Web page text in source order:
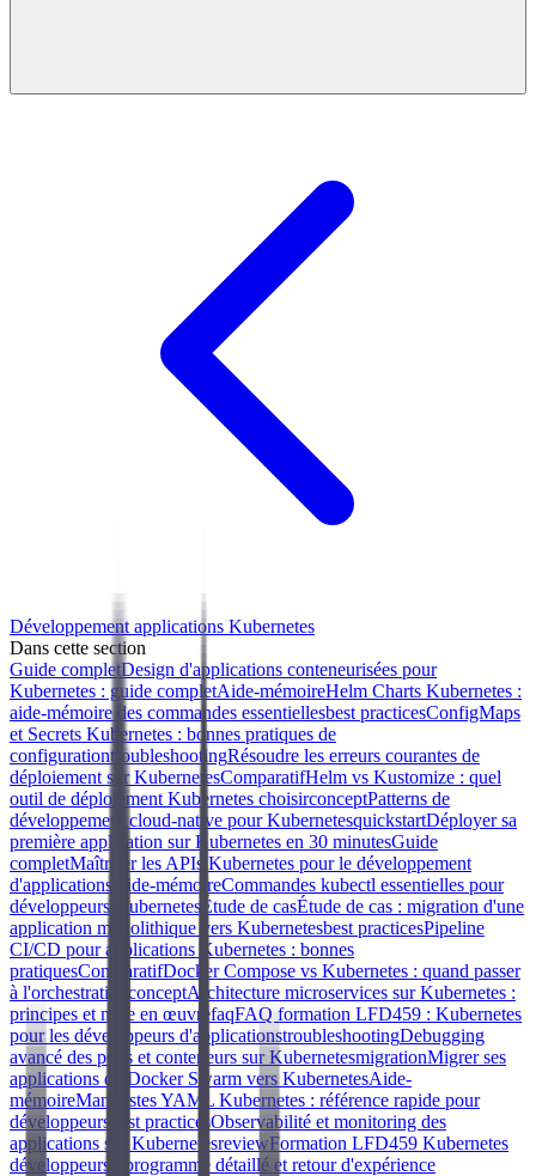
Développement applications Kubernetes
Dans cette section
Guide completDesign d'applications conteneurisées pour
Kubernetes : guide completAide-mémoireHelm Charts Kubernetes :
aide-mémoire des commandes essentiellesbest practicesConfigMaps
et Secrets Kubernetes : bonnes pratiques de
configurationtroubleshootingRésoudre les erreurs courantes de
déploiement sur KubernetesComparatifHelm vs Kustomize : quel
outil de déploiement Kubernetes choisirconceptPatterns de
développement cloud-native pour KubernetesquickstartDéployer sa
première application sur Kubernetes en 30 minutesGuide
completMaîtriser les APIs Kubernetes pour le développement
d'applications
Aide-mémoireCommandes kubectl essentielles pour
développeurs Kubernetes Étude de casÉtude de cas : migration d'une
application monolithique vers Kubernetesbest practicesPipeline
CI/CD pour applications Kubernetes : bonnes
pratiquesComparatifDocker Compose vs Kubernetes : quand passer
à l'orchestration conceptArchitecture microservices sur Kubernetes :
principes et mise en œuvrefaqFAQ formation LFD459 : Kubernetes
pour les développeurs d'applicationstroubleshootingDebugging
avancé des pods et conteneurs sur KubernetesmigrationMigrer ses
applications de Docker Swarm vers KubernetesAide-
mémoireManifestes YAML Kubernetes : référence rapide pour
développeurs
best practicesObservabilité et monitoring des
applications sur KubernetesreviewFormation LFD459 Kubernetes
développeurs : programme détaillé et retour d'expérience